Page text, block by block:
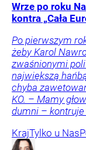
Wrze po roku
kontra „Cała
Po pierwszym
żeby Karol
zwaśnionymi
największą
chyba
KO. – Mamy
dumni – kontruje
KrajTylko u Nas